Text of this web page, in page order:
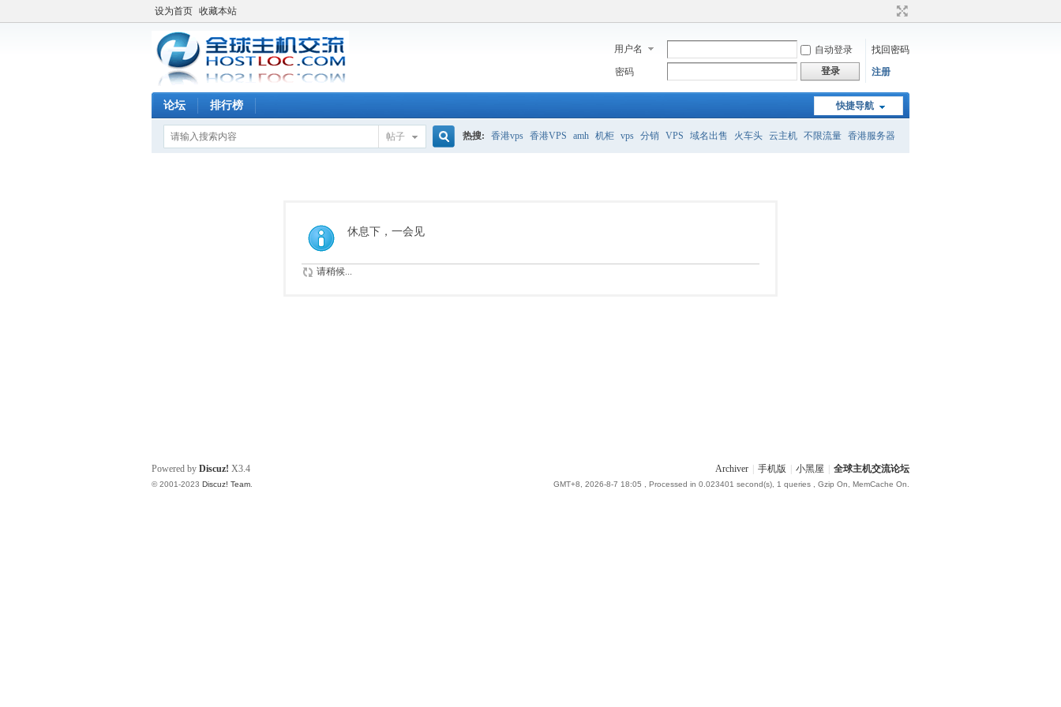
设为首页 收藏本站
用户名 自动登录
找回密码
密码
登录 注册
快捷导航
论坛 排行榜
帖子 热搜: 香港vps 香港VPS amh 机柜 vps 分销 VPS 域名出售 火车头 云主机 不限流量 香港服务器
休息下，一会见
请稍候...
Archiver 手机版 小黑屋 全球主机交流论坛
GMT+8, 2026-8-7 18:05 , Processed in 0.023401 second(s), 1 queries , Gzip On, MemCache On.
Powered by Discuz! X3.4
© 2001-2023 Discuz! Team